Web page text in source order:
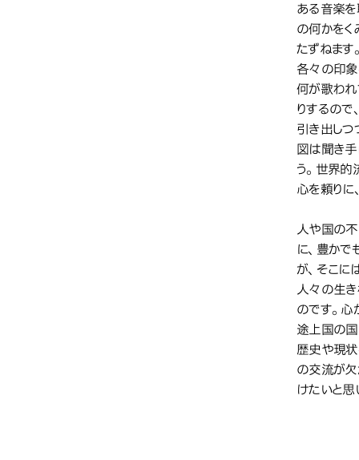
取り
ある音楽を
の何かをく
たずねます
各々の印象
何が歌われ
りするので
引き出しつ
図は聞き手
う。世界的
心を頼りに
人や国の
に、豊かで
が、そこに
人々の生
のです。心
途上国の
歴史や現状
の交流が欠
けたいと思